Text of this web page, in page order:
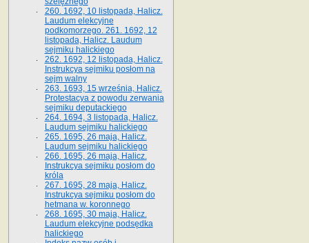
260. 1692, 10 listopada, Halicz.
Laudum elekcyjne
podkomorzego. 261. 1692, 12
listopada, Halicz. Laudum
sejmiku halickiego
262. 1692, 12 listopada, Halicz.
Instrukcya sejmiku posłom na
sejm walny
263. 1693, 15 września, Halicz.
Protestacya z powodu zerwania
sejmiku deputackiego
264. 1694, 3 listopada, Halicz.
Laudum sejmiku halickiego
265. 1695, 26 maja, Halicz.
Laudum sejmiku halickiego
266. 1695, 26 maja, Halicz.
Instrukcya sejmiku posłom do
króla
267. 1695, 28 maja, Halicz.
Instrukcya sejmiku posłom do
hetmana w. koronnego
268. 1695, 30 maja, Halicz.
Laudum elekcyjne podsędka
halickiego